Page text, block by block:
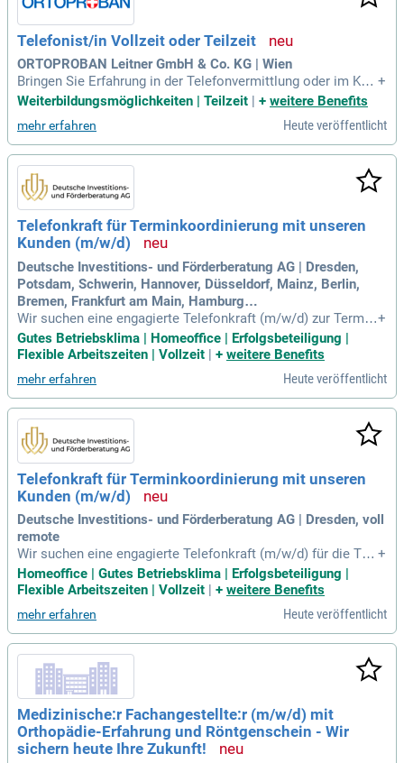
ährend Erfahrung im Kundenservice von Vorteil ist. Genieße
n Sie die Vorteile von 100% Homeoffice und einem fairen St
undenlohn von 14,00 € zzgl.
Telefonist/in Vollzeit oder Teilzeit
ORTOPROBAN Leitner GmbH & Co. KG | Wien
Bringen Sie Erfahrung in der Telefonvermittlung oder im Kun
dendienst mit? Zeigen Sie Ihr freundliches, professionelles
cksweise, um Lösungen kompetent zu gestalten. Bewerben
Sie sich jetzt!
+
Weiterbildungsmöglichkeiten | Teilzeit
+ weitere Benefits
mehr erfahren Heute veröffentlicht
Telefonkraft für Terminkoordinierung mit unseren
Kunden (m/w/d)
Deutsche Investitions- und Förderberatung AG | Dresden,
Potsdam, Schwerin, Hannover, Düsseldorf, Mainz, Berlin,
Bremen, Frankfurt am Main, Hamburg…
Wir suchen eine engagierte Telefonkraft (m/w/d) zur Termin
koordinierung in unserer Förderberatung. In dieser Position
übernehmen Sie die telefonische Erstansprache und Vorqua
hre Kommunikationsstärke sind entscheidend für den erste
n Kontakt. Sie planen Beratungs­termine und pflegen sorgfält
ig unsere Kundendaten. Zudem unterstützen Sie unser Berat
erteam und arbeiten eng mit ihm zusammen. Profitieren Sie
von einem flexiblen 100% Homeoffice und einem fairen Stun
denlohn von 14,00 € zzgl.
+
Gutes Betriebsklima | Homeoffice | Erfolgsbeteiligung |
Flexible Arbeitszeiten | Vollzeit | + weitere Benefits
mehr erfahren Heute veröffentlicht
Telefonkraft für Terminkoordinierung mit unseren
Kunden (m/w/d)
Deutsche Investitions- und Förderberatung AG | Dresden, voll
remote
Wir suchen eine engagierte Telefonkraft (m/w/d) für die Ter
minkoordinierung in unserem wachsenden Unternehmen für
Förderberatung. Ihre Hauptaufgaben umfassen die professi
en sowie die Planung von Beratungs­terminen. Ein freundlich
es Auftreten und ausgeprägte Kommunikationsstärke sind u
nerlässlich, um eine transparente und wertschätzende Kund
enkommunikation zu gewährleisten. Zudem sollten Sie sehr
gute Deutschkenntnisse sowie einen sicheren Umgang mit
MS Office mitbringen. Erste Erfahrungen im Kundenservice
sind von Vorteil, aber nicht zwingend erforderlich. Verstärke
n Sie unser Team und tragen Sie zu unserem gemeinsamen
Erfolg bei!
+
Homeoffice | Gutes Betriebsklima | Erfolgsbeteiligung |
Flexible Arbeitszeiten | Vollzeit | + weitere Benefits
mehr erfahren Heute veröffentlicht
Medizinische:r Fachangestellte:r (m/w/d) mit
Orthopädie-Erfahrung und Röntgenschein - Wir
sichern heute Ihre Zukunft!